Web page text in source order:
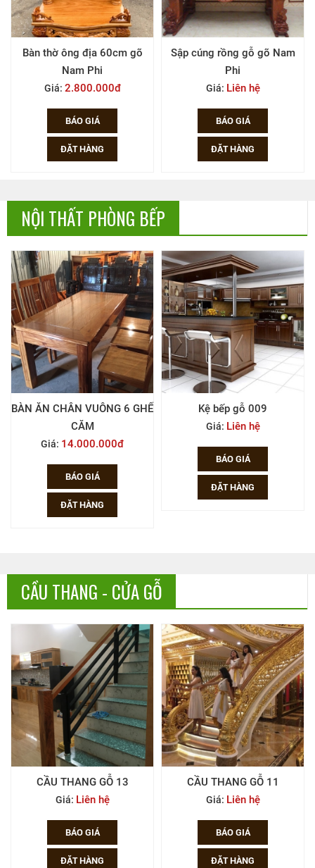
Bàn thờ ông địa 60cm gõ
Nam Phi
Giá: 2.800.000đ
BÁO GIÁ
ĐẶT HÀNG
Sập cúng rồng gỗ gõ Nam
Phi
Giá: Liên hệ
BÁO GIÁ
ĐẶT HÀNG
NỘI THẤT PHÒNG BẾP
Kệ bếp gỗ 009
Giá:Liên hệ
ĐẶT HÀNG
GHẾ BỌC NỆM 01
Giá: Liên hệ
BÁO GIÁ
ĐẶT HÀNG
CẦU THANG - CỬA GỖ
CẦU THANG GỖ 11
Giá: Liên hệ
BÁO GIÁ
ĐẶT HÀNG
CẦU THANG GỖ 10
Giá: Liên hệ
BÁO GIÁ
ĐẶT HÀNG